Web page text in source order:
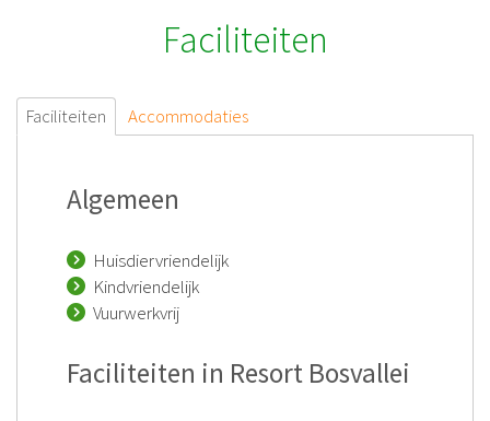
Faciliteiten
Faciliteiten Accommodaties
Algemeen
Huisdiervriendelijk
Kindvriendelijk
Vuurwerkvrij
Faciliteiten in Resort Bosvallei